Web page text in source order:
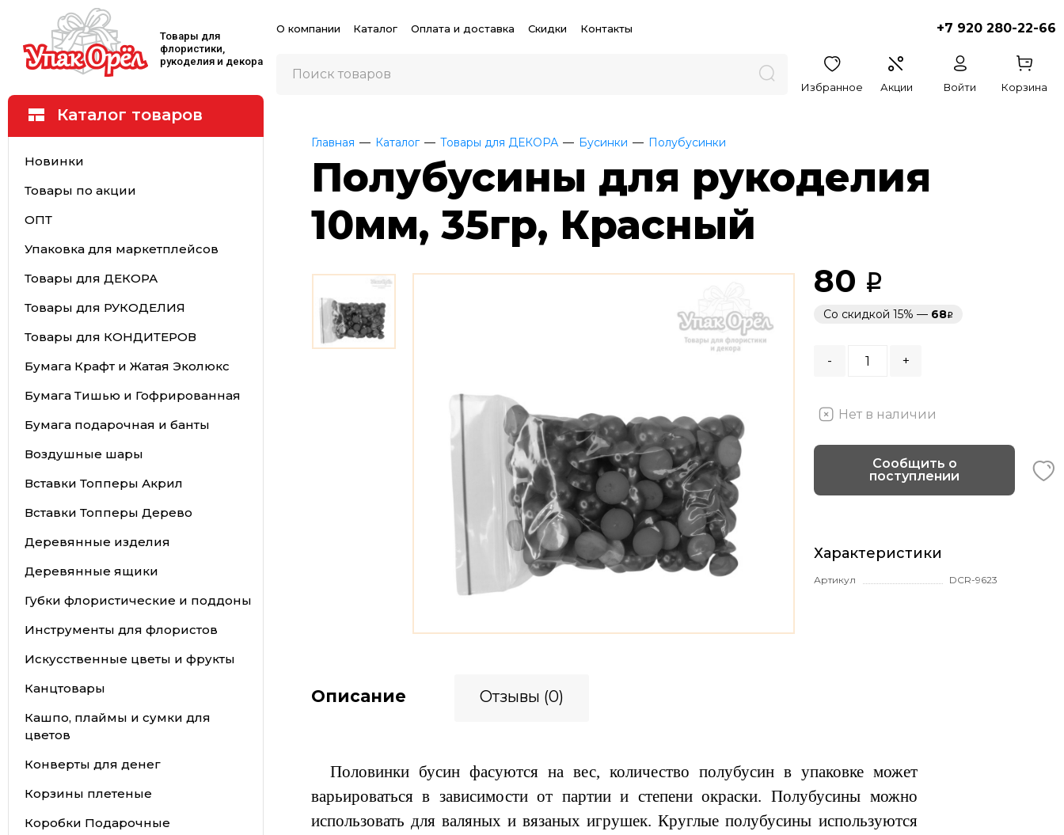
Товары для
флористики,
рукоделия и декора
О компании Каталог Оплата и доставка Скидки Контакты +7 920 280-22-66
Избранное Акции Войти Корзина
Каталог товаров
Новинки
Товары по акции
ОПТ
Упаковка для маркетплейсов
Товары для ДЕКОРА
Товары для РУКОДЕЛИЯ
Товары для КОНДИТЕРОВ
Бумага Крафт и Жатая Эколюкс
Бумага Тишью и Гофрированная
Бумага подарочная и банты
Воздушные шары
Вставки Топперы Акрил
Вставки Топперы Дерево
Деревянные изделия
Деревянные ящики
Губки флористические и поддоны
Инструменты для флористов
Искусственные цветы и фрукты
Канцтовары
Кашпо, плаймы и сумки для
цветов
Конверты для денег
Корзины плетеные
Коробки Подарочные
Главная Каталог Товары для ДЕКОРА Бусинки Полубусинки
Полубусины для рукоделия
10мм, 35гр, Красный
80
Со скидкой 15% — 68
- +
Нет в наличии
Сообщить о
поступлении
Характеристики
Артикул DCR-9623
Описание Отзывы (0)
Половинки бусин фасуются на вес, количество полубусин в упаковке может
варьироваться в зависимости от партии и степени окраски. Полубусины можно
использовать для валяных и вязаных игрушек. Круглые полубусины используются